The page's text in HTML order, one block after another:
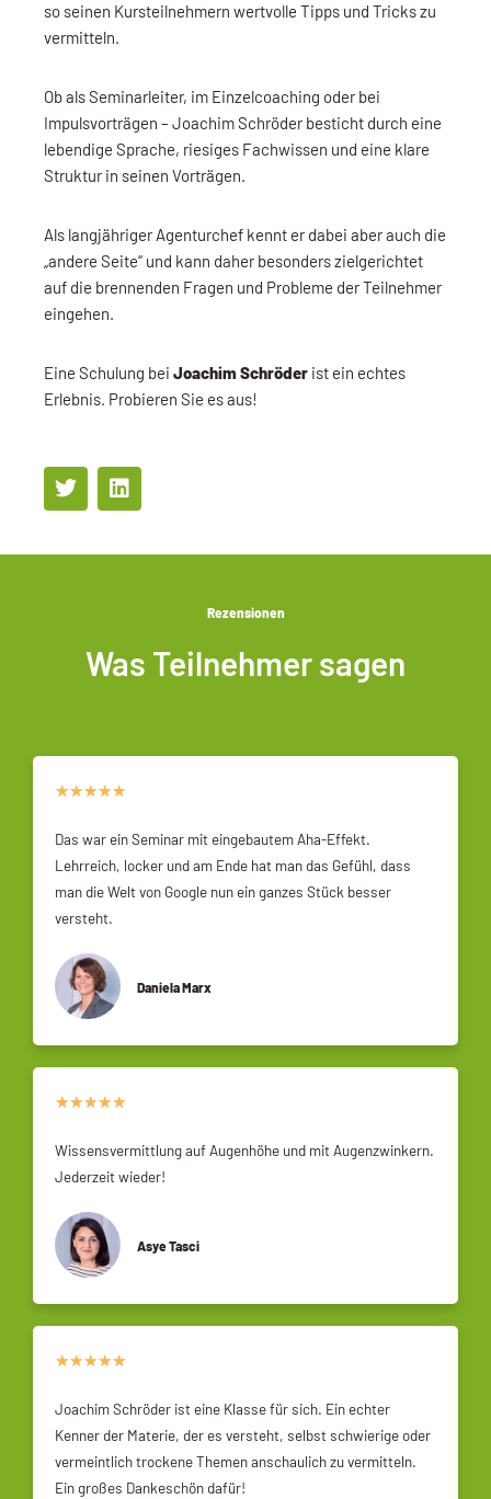
so seinen Kursteilnehmern wertvolle Tipps und Tricks zu
vermitteln.
Ob als Seminarleiter, im Einzelcoaching oder bei
Impulsvorträgen – Joachim Schröder besticht durch eine
lebendige Sprache, riesiges Fachwissen und eine klare
Struktur in seinen Vorträgen.
Als langjähriger Agenturchef kennt er dabei aber auch die
„andere Seite“ und kann daher besonders zielgerichtet
auf die brennenden Fragen und Probleme der Teilnehmer
eingehen.
Eine Schulung bei Joachim Schröder ist ein echtes
Erlebnis. Probieren Sie es aus!
Rezensionen
Was Teilnehmer sagen
★★★★★
Das war ein Seminar mit eingebautem Aha-Effekt.
Lehrreich, locker und am Ende hat man das Gefühl, dass
man die Welt von Google nun ein ganzes Stück besser
versteht.
Daniela Marx
★★★★★
Wissensvermittlung auf Augenhöhe und mit Augenzwinkern.
Jederzeit wieder!
Asye Tasci
★★★★★
Joachim Schröder ist eine Klasse für sich. Ein echter
Kenner der Materie, der es versteht, selbst schwierige oder
vermeintlich trockene Themen anschaulich zu vermitteln.
Ein großes Dankeschön dafür!